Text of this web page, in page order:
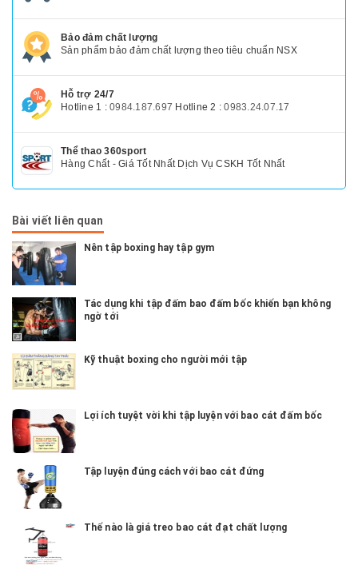
Bảo đảm chất lượng
Sản phẩm bảo đảm chất lượng theo tiêu chuẩn NSX
Hỗ trợ 24/7
Hotline 1 : 0984.187.697 Hotline 2 :0983.24.07.17
Thể thao 360sport
Hàng Chất - Giá Tốt Nhất Dịch Vụ CSKH Tốt Nhất
Bài viết liên quan
Nên tập boxing hay tập gym
Tác dụng khi tập đấm bao đấm bốc khiến bạn không
ngờ tới
Kỹ thuật boxing cho người mới tập
Lợi ích tuyệt vời khi tập luyện với bao cát đấm bốc
Tập luyện đúng cách với bao cát đứng
Thế nào là giá treo bao cát đạt chất lượng